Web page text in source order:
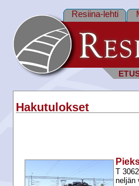
Resiina-lehti
Hakutulokset
T
neljän